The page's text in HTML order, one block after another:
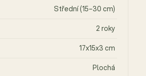
Střední (15–30 cm)
2 roky
17x15x3 cm
Plochá